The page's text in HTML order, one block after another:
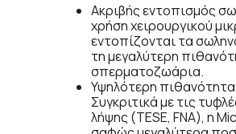
Ακριβής εντοπισμός
χρήση χειρουργικού
εντοπίζονται τα
τη μεγαλύτερη
σπερματοζωάρια.
Υψηλότερη πιθανότητα
Συγκριτικά με τις
λήψης (TESE, FNA), η